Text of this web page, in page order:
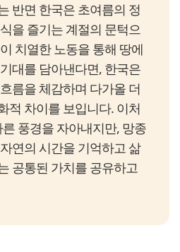
반면 한국은 초여름의 정
을 즐기는 계절의 문턱으
치열한 노동을 통해 땅에
대를 담아낸다면, 한국은
름을 체감하며 다가올 더
적 차이를 보입니다. 이처
풍경을 자아내지만, 망종
연의 시간을 기억하고 삶
공통된 가치를 공유하고